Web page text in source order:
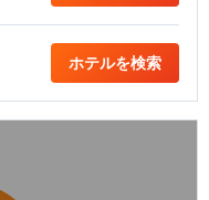
ホテルを検索